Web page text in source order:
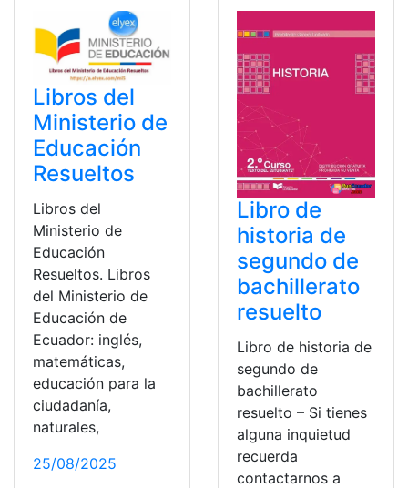
Libros del
Ministerio de
Educación
Resueltos
Libros del
Ministerio de
Educación
Resueltos. Libros
del Ministerio de
Educación de
Ecuador: inglés,
matemáticas,
educación para la
ciudadanía,
naturales,
25/08/2025
Libro de
historia de
segundo de
bachillerato
resuelto
Libro de historia de
segundo de
bachillerato
resuelto – Si tienes
alguna inquietud
recuerda
contactarnos a